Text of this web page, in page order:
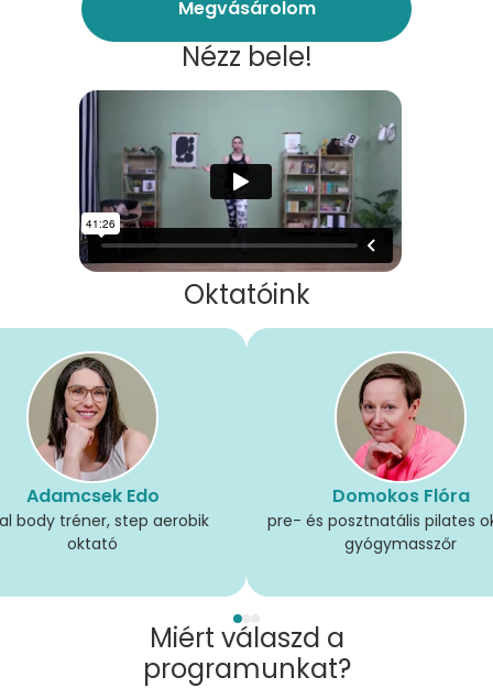
Megvásárolom
Nézz bele!
Oktatóink
Adamcsek Edo
body tréner, step aerobik
oktató
Domokos Flóra
pre- és posztnatális pilates
gyógymasszőr
Miért válaszd a
programunkat?